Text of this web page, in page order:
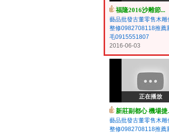
福隆2016沙雕節...
藝品批發古董零售木雕
整修0982708118推薦
毛0915551807
2016-06-03
正在播放
新莊副都心 機場捷
藝品批發古董零售木雕
整修0982708118推薦